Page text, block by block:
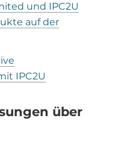
und IPC2U
auf der
IPC2U
über